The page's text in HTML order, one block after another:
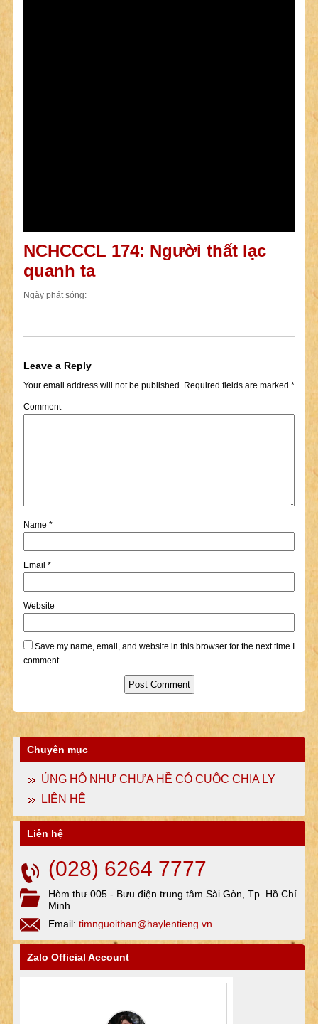
NCHCCCL 174: Người thất lạc
quanh ta
Ngày phát sóng:
Leave a Reply
Your email address will not be published.Required fields are marked *
Comment
Name *
Email *
Website
Save my name, email, and website in this browser for the next time I
comment.
Chuyên mục
ỦNG HỘ NHƯ CHƯA HỀ CÓ CUỘC CHIA LY
LIÊN HỆ
Liên hệ
(028) 6264 7777
Hòm thư 005 - Bưu điện trung tâm Sài Gòn, Tp. Hồ Chí
Minh
Email: timnguoithan@haylentieng.vn
Zalo Official Account